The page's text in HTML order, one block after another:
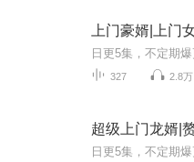
上门豪婿|上门
327 2.8万
超级上门龙婿|